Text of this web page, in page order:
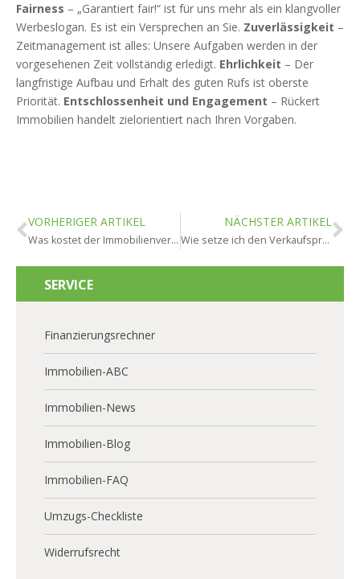
Fairness – „Garantiert fair!“ ist für uns mehr als ein klangvoller
Werbeslogan. Es ist ein Versprechen an Sie. Zuverlässigkeit –
Zeitmanagement ist alles: Unsere Aufgaben werden in der
vorgesehenen Zeit vollständig erledigt. Ehrlichkeit – Der
langfristige Aufbau und Erhalt des guten Rufs ist oberste
Priorität. Entschlossenheit und Engagement – Rückert
Immobilien handelt zielorientiert nach Ihren Vorgaben.
VORHERIGER ARTIKEL
Was kostet der Immobilienverkauf in Mainz?
NÄCHSTER ARTIKEL
Wie setze ich den Verkaufspreis für meine Immobilie in Mainz fest?
SERVICE
Finanzierungsrechner
Immobilien-ABC
Immobilien-News
Immobilien-Blog
Immobilien-FAQ
Umzugs-Checkliste
Widerrufsrecht